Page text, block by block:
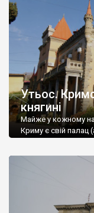
Утьос.
княгині
Майже у кожному
Криму є свій палац